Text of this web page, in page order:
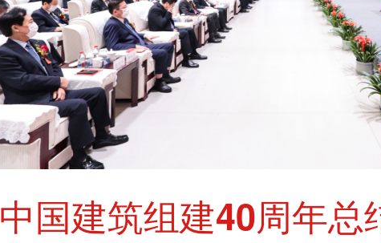
中国建筑组建40周年总